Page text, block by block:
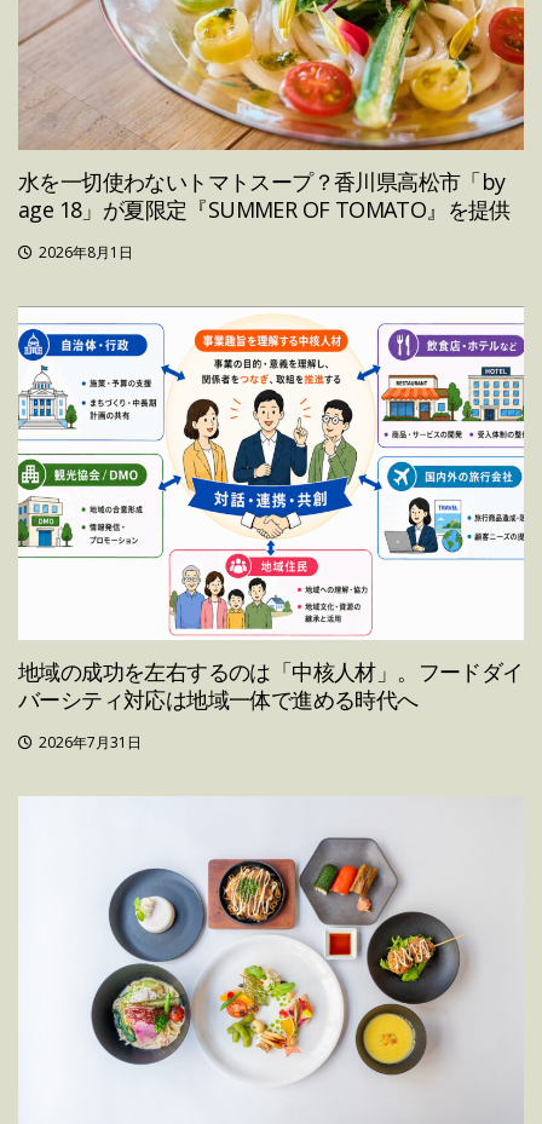
水を一切使わないトマトスープ？香川県高松市「by
age 18」が夏限定『SUMMER OF TOMATO』を提供
2026年8月1日
地域の成功を左右するのは「中核人材」。フードダイ
バーシティ対応は地域一体で進める時代へ
2026年7月31日